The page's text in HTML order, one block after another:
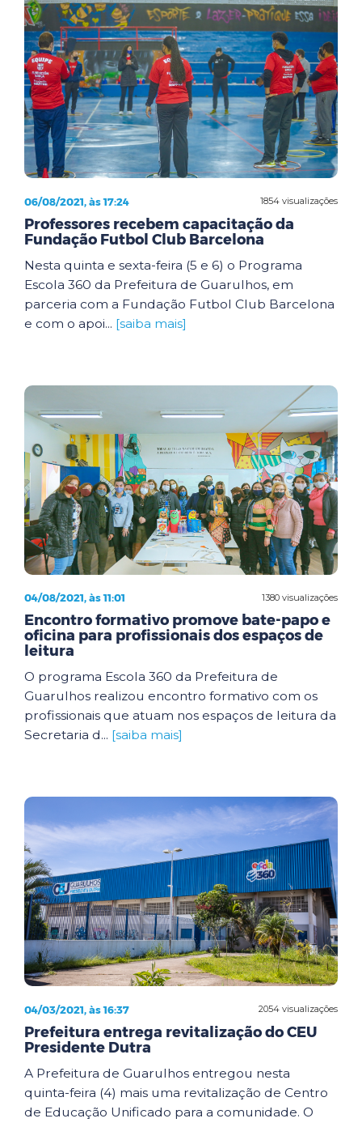
1854 visualizações
06/08/2021, às 17:24
Professores recebem capacitação da
Fundação Futbol Club Barcelona
Nesta quinta e sexta-feira (5 e 6) o Programa
Escola 360 da Prefeitura de Guarulhos, em
parceria com a Fundação Futbol Club Barcelona
e com o apoi... [saiba mais]
1380 visualizações
04/08/2021, às 11:01
Encontro formativo promove bate-papo e
oficina para profissionais dos espaços de
leitura
O programa Escola 360 da Prefeitura de
Guarulhos realizou encontro formativo com os
profissionais que atuam nos espaços de leitura da
Secretaria d... [saiba mais]
2054 visualizações
04/03/2021, às 16:37
Prefeitura entrega revitalização do CEU
Presidente Dutra
A Prefeitura de Guarulhos entregou nesta
quinta-feira (4) mais uma revitalização de Centro
de Educação Unificado para a comunidade. O